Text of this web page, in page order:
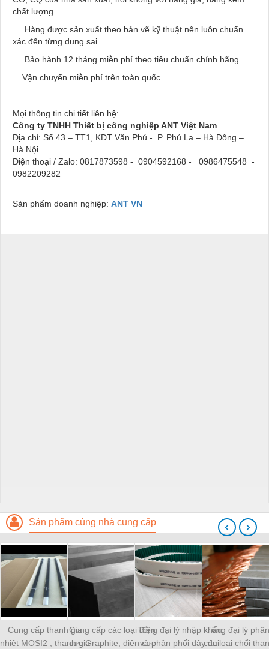
chất lượng.
Hàng được sản xuất theo bản vẽ kỹ thuật nên luôn chuẩn
xác đến từng dung sai.
Bảo hành 12 tháng miễn phí theo tiêu chuẩn chính hãng.
Vận chuyển miễn phí trên toàn quốc.
Mọi thông tin chi tiết liên hệ:
Công ty TNHH Thiết bị công nghiệp ANT Việt Nam
Địa chỉ: Số 43 – TT1, KĐT Văn Phú - P. Phú La – Hà Đông –
Hà Nội
Điện thoại / Zalo: 0817873598 - 0904592168 -
0986475548 -
0982209282
Sản phẩm doanh nghiệp: ANT VN
Sản phẩm cùng nhà cung cấp
Cung cấp thanh gia
nhiệt MOSI2 , thanh gia
Cung cấp các loại điện
cực Graphite, điện cực
Tổng đại lý nhập khẩu
và phân phối dây đai
Tổng đại lý
các loại chổi
‹ ›